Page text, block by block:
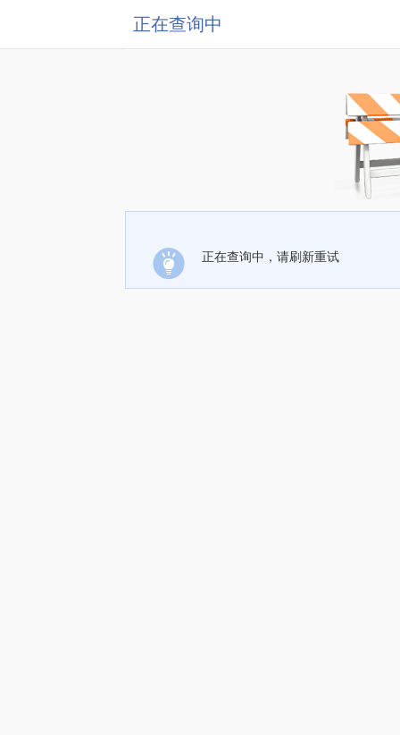
正在查询中
正在查询中，请刷新重试